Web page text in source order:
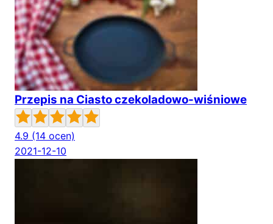
Przepis na Ciasto czekoladowo-wiśniowe
4.9 (14 ocen)
2021-12-10